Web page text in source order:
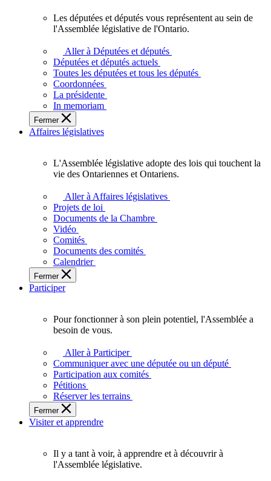
députés
vous
représentent
sein
de
l'Assemblée
législative
l'Ontario.
Les députées et députés vous représentent au sein de
l'Assemblée législative de l'Ontario.
Aller à Députées et députés
Députées et députés actuels
Toutes les députées et tous les députés
Coordonnées
La présidente
In memoriam
Fermer
Affaires législatives
L'Assemblée
adopte
touchent
des
Ontariennes
et
L'Assemblée législative adopte des lois qui touchent la
vie des Ontariennes et Ontariens.
Aller à Affaires législatives
Projets de loi
Documents de la Chambre
Vidéo
Comités
Documents des comités
Calendrier
Fermer
Participer
plein
potentiel,
l'Assemblée
a
besoin
de
Pour fonctionner à son plein potentiel, l'Assemblée a
besoin de vous.
Aller à Participer
Communiquer avec une députée ou un député
Participation aux comités
Pétitions
Réserver les terrains
Fermer
Visiter et apprendre
Il y a tant à voir, à apprendre et à découvrir à
l'Assemblée législative.